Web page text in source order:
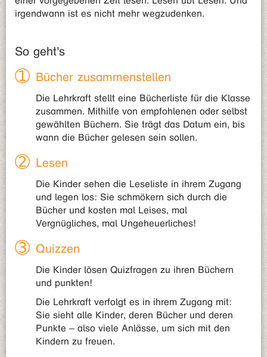
irgendwann ist es nicht mehr wegzudenken.
So geht's
Bücher zusammenstellen
Die Lehrkraft stellt eine Bücherliste für die Klasse
zusammen. Mithilfe von empfohlenen oder selbst
gewählten Büchern. Sie trägt das Datum ein, bis
wann die Bücher gelesen sein sollen.
Lesen
Die Kinder sehen die Leseliste in ihrem Zugang
und legen los: Sie schmökern sich durch die
Bücher und kosten mal Leises, mal
Vergnügliches, mal Ungeheuerliches!
Quizzen
Die Kinder lösen Quizfragen zu ihren Büchern
und punkten!
Die Lehrkraft verfolgt es in ihrem Zugang mit:
Sie sieht alle Kinder, deren Bücher und deren
Punkte – also viele Anlässe, um sich mit den
Kindern zu freuen.